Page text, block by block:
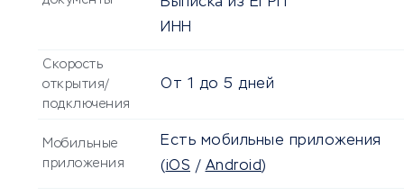
Выписка из ЕГРП
ИНН
Скорость
открытия/
подключения
От 1 до 5 дней
Мобильные
приложения
Есть мобильные приложения
(iOS / Android)